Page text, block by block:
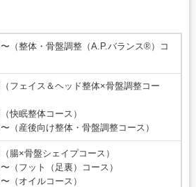
（整体・骨盤調整（A.P.バランス®）コ
フェイス＆ヘッド整体×骨盤調整コー
快眠整体コース）
（産後向け整体・骨盤調整コース）
腸×骨盤シェイプコース）
（フット（足裏）コース）
（オイルコース）